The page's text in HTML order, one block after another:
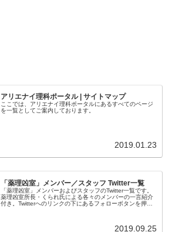
アリエナイ理科ポータル | サイトマップ
ここでは、アリエナイ理科ポータルにあるすべてのページ
を一覧としてご案内しております。
2019.01.23
「薬理凶室」メンバー／スタッフ Twitter一覧
「薬理凶室」メンバーおよびスタッフのTwitter一覧です。
薬理凶室所長・くられ氏による各々のメンバーの一言紹介
付き。Twitterへのリンクの下にあるフォローボタンを押す
2019.09.25